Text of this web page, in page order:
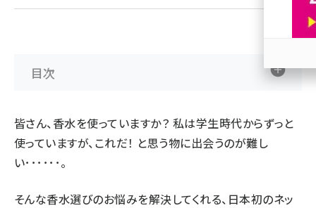
目次
皆さん、香水を使っていますか？ 私は学生時代からずっと
使っていますが、これだ！ と思う物に出会うのが難し
い･･････。
そんな香水選びのお悩みを解決してくれる、日本初のネッ
参